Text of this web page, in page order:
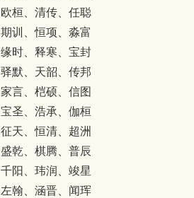
欧桓、清传、任聪
期训、恒项、淼富
缘时、释寒、宝封
驿默、天韶、传邦
家言、桤硕、信图
宝圣、浩承、伽桓
征天、恒清、超洲
盛乾、棋腾、普辰
千阳、玮润、竣星
左翰、涵晋、闻珲